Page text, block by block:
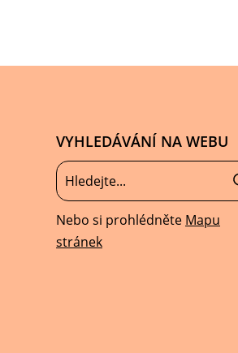
VYHLEDÁVÁNÍ NA WEBU
Nebo si prohlédněte Mapu
stránek